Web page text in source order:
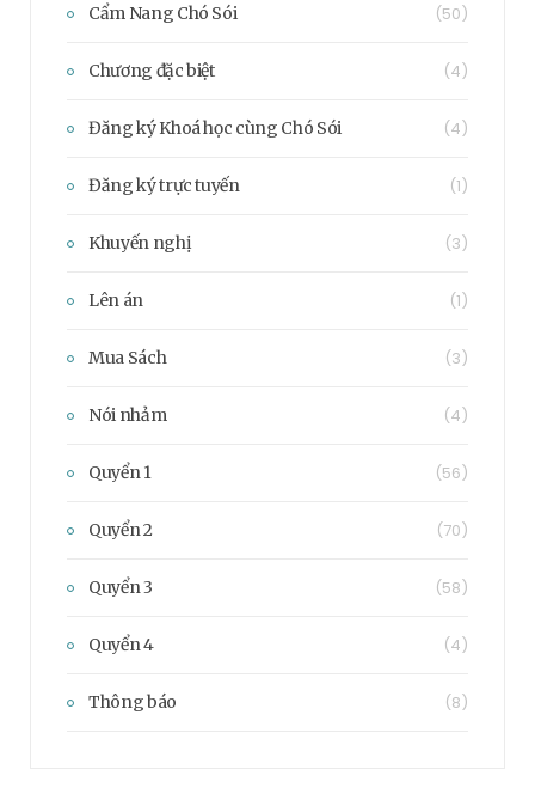
Cẩm Nang Chó Sói (50)
Chương đặc biệt (4)
Đăng ký Khoá học cùng Chó Sói (4)
Đăng ký trực tuyến (1)
Khuyến nghị (3)
Lên án (1)
Mua Sách (3)
Nói nhảm (4)
Quyển 1 (56)
Quyển 2 (70)
Quyển 3 (58)
Quyển 4 (4)
Thông báo (8)